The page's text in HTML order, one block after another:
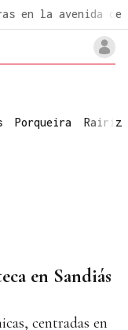
en la avenida de
Porqueira Rairiz
en Sandiás
centradas en